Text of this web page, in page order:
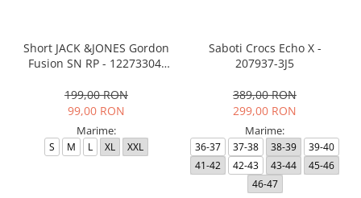
Short JACK &JONES Gordon
Fusion SN RP - 12273304-
199,00 RON
99,00 RON
Marime:
S M L XL XXL
Saboti Crocs Echo X -
207937-3J5
389,00 RON
299,00 RON
Marime:
36-37 37-38 38-39
39-40
41-42
42-43 43-44
45-46
46-47